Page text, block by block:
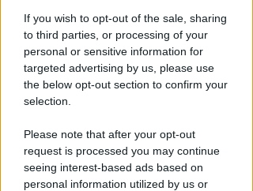
If you wish to opt-out of the sale, sharing
to third parties, or processing of your
personal or sensitive information for
targeted advertising by us, please use
the below opt-out section to confirm your
selection.
Please note that after your opt-out
request is processed you may continue
seeing interest-based ads based on
personal information utilized by us or
Furti sul lungomare di marina
centro. Le Volanti arrestano
quattro giovani